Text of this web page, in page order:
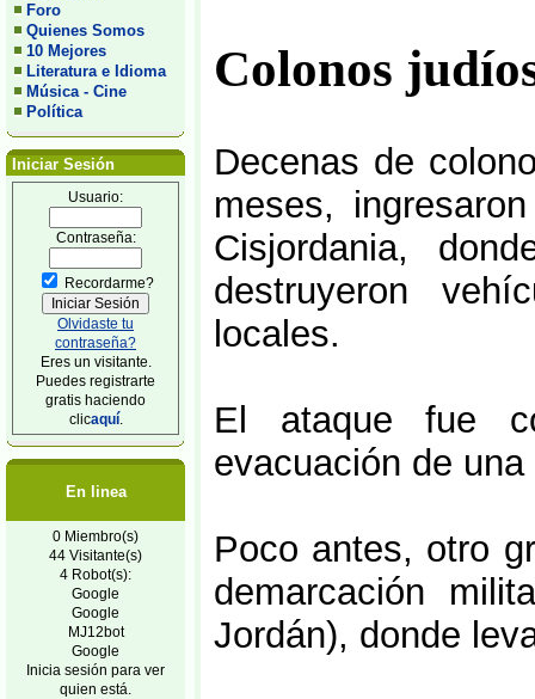
Foro
Quienes Somos
10 Mejores
Literatura e Idioma
Música - Cine
Política
Iniciar Sesión
Usuario:
Contraseña:
Recordarme?
Olvidaste tu
contraseña?
Eres un visitante.
Puedes registrarte
gratis haciendo
clicaquí.
En linea
0 Miembro(s)
44 Visitante(s)
4 Robot(s):
Google
Google
MJ12bot
Google
Inicia sesión para ver
quien está.
Colonos
Decenas de
meses,
Cisjordania,
destruyeron
locales.
El ataque fue
evacuación de
Poco antes, otro
demarcación
Jordán), donde